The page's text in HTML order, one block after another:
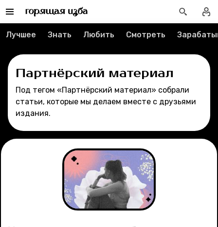
Лучшее
Тесты
Секспросвет
Великие женщины
Ваши истории
Лучшее Знать Любить Смотреть
Партнёрский материал
Под тегом «Партнёрский материал» собрали
статьи, которые мы делаем вместе с друзьями
издания.